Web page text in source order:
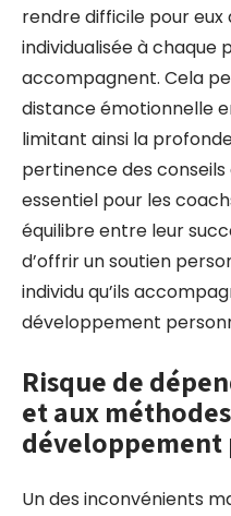
rendre difficile pour
individualisée à chaque
accompagnent. Cela
distance émotionnelle
limitant ainsi la
pertinence des conseils
essentiel pour les
équilibre entre leur
d’offrir un soutien
individu qu’ils
développement
Risque de
et aux
développement
Un des inconvénients